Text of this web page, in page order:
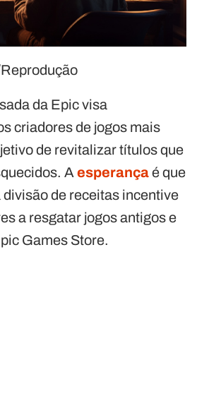
da Epic visa
criadores de jogos mais
de revitalizar títulos que
A esperançaé que
de receitas incentive
a resgatar jogos antigos e
Games Store.